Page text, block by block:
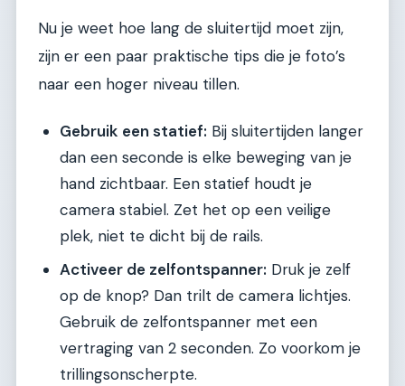
Nu je weet hoe lang de sluitertijd moet zijn,
zijn er een paar praktische tips die je foto’s
naar een hoger niveau tillen.
Gebruik een statief: Bij sluitertijden langer
dan een seconde is elke beweging van je
hand zichtbaar. Een statief houdt je
camera stabiel. Zet het op een veilige
plek, niet te dicht bij de rails.
Activeer de zelfontspanner: Druk je zelf
op de knop? Dan trilt de camera lichtjes.
Gebruik de zelfontspanner met een
vertraging van 2 seconden. Zo voorkom je
trillingsonscherpte.